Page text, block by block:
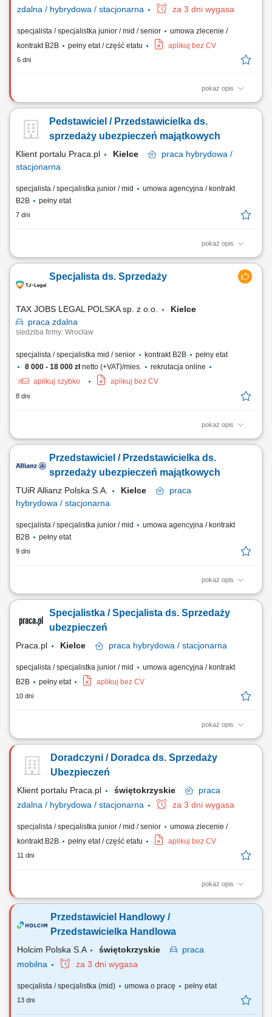
zdalna / hybrydowa / stacjonarna za 3 dni wygasa
specjalista / specjalistka junior / mid / senior
umowa zlecenie /
kontrakt B2B
pełny etat / część etatu aplikuj bez CV
6 dni
pokaż opis
Aktywne pozyskiwanie klientów i sprzedaż produktów
Przygotowywanie ofert i prowadzenie spotkań sprzedażowych. Analiza
potrzeb klienta i rekomendowanie dopasowanych rozwiązań.
Pedstawiciel / Przedstawicielka ds.
sprzedaży ubezpieczeń majątkowych
Klient portalu Praca.pl Kielce praca hybrydowa /
stacjonarna
specjalista / specjalistka junior / mid
umowa agencyjna / kontrakt
B2B
pełny etat
7 dni
pokaż opis
Aktywne budowanie i długofalowe rozwijanie partnerskich relacji z
klientami. Badanie sytuacji finansowej oraz potrzeb odbiorców w celu
dopasowania optymalnych planów ochronnych. Przeprowadzanie
spotkań doradczych zarówno w formie zdalnej, jak i podczas
Specjalista ds. Sprzedaży
TAX JOBS LEGAL POLSKA sp. z o.o.
Kielce
praca zdalna
siedziba firmy: Wrocław
specjalista / specjalistka mid / senior kontrakt B2B
pełny etat
8 000 - 18 000 złnetto (+VAT)/mies.
rekrutacja online
aplikuj szybko
aplikuj bez CV
8 dni
pokaż opis
Samodzielne pozyskiwanie nowych klientów B2B poprzez aktywne
przekazanymi kontaktami (ciepłe leady) - Prezentacja oferty firmy i
wsparcie klientów przy składaniu wniosków; Kompleksowe zarządzanie
Przedstawiciel / Przedstawicielka ds.
sprzedaży ubezpieczeń majątkowych
TUiR Allianz Polska S.A. Kielce
praca
hybrydowa / stacjonarna
specjalista / specjalistka junior / mid
umowa agencyjna / kontrakt
B2B
pełny etat
9 dni
pokaż opis
Zakres obowiązków: Budowanie i rozwijanie relacji z klientami; Analiza
Prowadzenie spotkań online i stacjonarnych; Rozwijanie własnego
portfela klientów; Aktywne pozyskiwanie nowych kontaktów
Specjalistka / Specjalista ds. Sprzedaży
ubezpieczeń
Praca.pl Kielce praca hybrydowa / stacjonarna
specjalista / specjalistka junior / mid
umowa agencyjna / kontrakt
B2B
pełny etat aplikuj bez CV
10 dni
pokaż opis
Zadania Tworzenie i pielęgnowanie trwałych więzi biznesowych.
dedykowanych rozwiązań polisowych. Organizowanie oraz
prowadzenie prezentacji i konsultacji w trybie online oraz stacjonarnie.
Doradczyni / Doradca ds. Sprzedaży
Ubezpieczeń
Klient portalu Praca.pl świętokrzyskie
praca
zdalna / hybrydowa / stacjonarna
za 3 dni wygasa
specjalista / specjalistka junior / mid / senior
umowa zlecenie /
kontrakt B2B
pełny etat / część etatu aplikuj bez CV
11 dni
pokaż opis
Pozyskiwanie nowych klientów i oferta ubezpieczeń (na życie,
ubezpieczeniowych Spotkania z klientami. Doradztwo w wyborze
najlepszych rozwiązań ubezpieczeniowych. Budowanie trwałych relacji
Przedstawiciel Handlowy /
Przedstawicielka Handlowa
Holcim Polska S.A świętokrzyskie
praca
mobilna
za 3 dni wygasa
specjalista / specjalistka (mid) umowa o pracę pełny etat
13 dni